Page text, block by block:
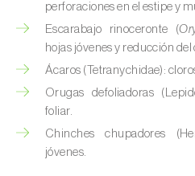
Cafeto (Coffea spp.)
Calabacín (Cucurbita
Calabaza (
Caña de azúcar (
perforaciones en el estipe y
Escarabajo rinoceronte (
hojas jóvenes y reducción
Ácaros (Tetranychidae):
Orugas defoliadoras
foliar.
Chinches chupadores
jóvenes.